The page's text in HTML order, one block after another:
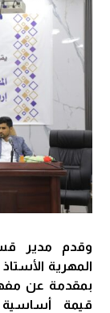
وقدم مدير
المهرية
بمقدمة عن
قيمة أساسية